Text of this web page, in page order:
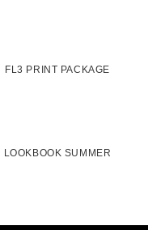
FL3 PRINT PACKAGE
LOOKBOOK SUMMER